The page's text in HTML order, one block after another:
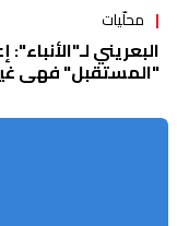
محلّيات
البعريني
"المستقبل" فهي